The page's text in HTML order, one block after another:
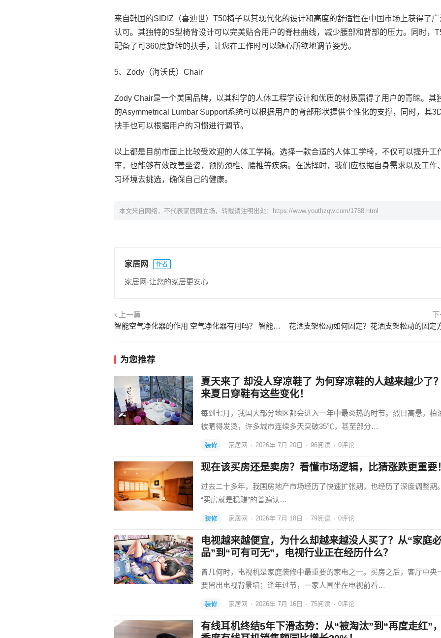
来自韩国的SIDIZ（喜迪世）T50椅子以其现代化的设计和高度的舒适性在中国市场上获得了广
认可。其独特的S型椅背设计可以完美贴合用户的脊柱曲线，减少腰部和背部的压力。同时，
配备了可360度旋转的扶手，让您在工作时可以随心所欲地调节姿势。
5、Zody（海沃氏）Chair
Zody Chair是一个美国品牌，以其科学的人体工程学设计和优质的材质赢得了用户的青睐。其
的Asymmetrical Lumbar Support系统可以根据用户的背部形状提供个性化的支撑，同时，其
扶手也可以根据用户的习惯进行调节。
以上都是目前市面上比较受欢迎的人体工学椅。选择一款合适的人体工学椅，不仅可以提升工
率，也能够有效改善坐姿，预防颈椎、腰椎等疾病。在选择时，我们应根据自身需求以及工作
习环境去挑选，确保自己的健康。
本文来自网络，不代表家居网立场，转载请注明出处： https://www.youthzqw.com/1788.html
家居网 作者
家居网-让您的家居更安心
上一篇
智能空气净化器的作用 空气净化器有用吗？ 智能空气净化器的产品定位
为您推荐
夏天来了 却没人穿凉鞋了 为何穿凉鞋的人越来越少了
来夏日穿鞋有这些变化！
每到七月，我国大部分地区都会进入一年中最炎热的时节。烈日高悬，柏
被晒得发烫，许多城市连续多天突破35℃，甚至部分…
装修 家居网 · 2026年 7月 20日 · 96阅读 · 0评论
现在该买房还是卖房？看懂市场逻辑，比猜涨跌更重要！
过去二十多年，我国房地产市场经历了快速扩张期，也经历了深度调整期
“买房就是稳赚”的普遍认…
装修 家居网 · 2026年 7月 18日 · 79阅读 · 0评论
电视越来越便宜，为什么却越来越没人买了？从“家庭
品”到“可有可无”，电视行业正在经历什么？
曾几何时，电视机是家庭装修中最重要的家电之一。买房之后，客厅中央
要留出电视背景墙；逢年过节，一家人围坐在电视前看…
装修 家居网 · 2026年 7月 16日 · 75阅读 · 0评论
有线耳机终结5年下滑态势：从“被淘汰”到“再度走红”